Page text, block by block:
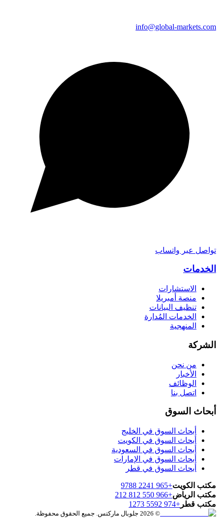
info@global-markets.com
تواصل عبر واتساب
الخدمات
الاستشارات
منصة أمبريلا
تنظيف البيانات
الخدمات المُدارة
المنهجية
الشركة
من نحن
الأخبار
الوظائف
اتصل بنا
أبحاث السوق
أبحاث السوق في الخليج
أبحاث السوق في الكويت
أبحاث السوق في السعودية
أبحاث السوق في الإمارات
أبحاث السوق في قطر
مكتب الكويت+965 2241 9788
مكتب الرياض+966 550 812 212
مكتب قطر +974 5592 1273
© 2026 جلوبال ماركتس. جميع الحقوق محفوظة.